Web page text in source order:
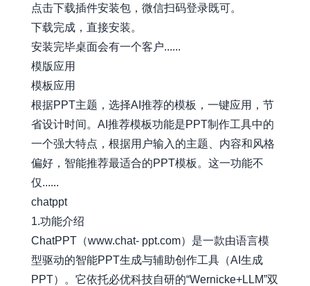
点击下载插件安装包，微信扫码登录既可。
下载完成，直接安装。
安装完毕桌面会有一个客户......
模版应用
模板应用
根据PPT主题，选择AI推荐的模板，一键应用，节
省设计时间。AI推荐模板功能是PPT制作工具中的
一个强大特点，根据用户输入的主题、内容和风格
偏好，智能推荐最适合的PPT模板。这一功能不
仅......
chatppt
1.功能介绍
ChatPPT（www.chat-ppt.com）是一款由语言模
型驱动的智能PPT生成与辅助创作工具（AI生成
PPT）。它依托必优科技自研的“Wernicke+LLM”双